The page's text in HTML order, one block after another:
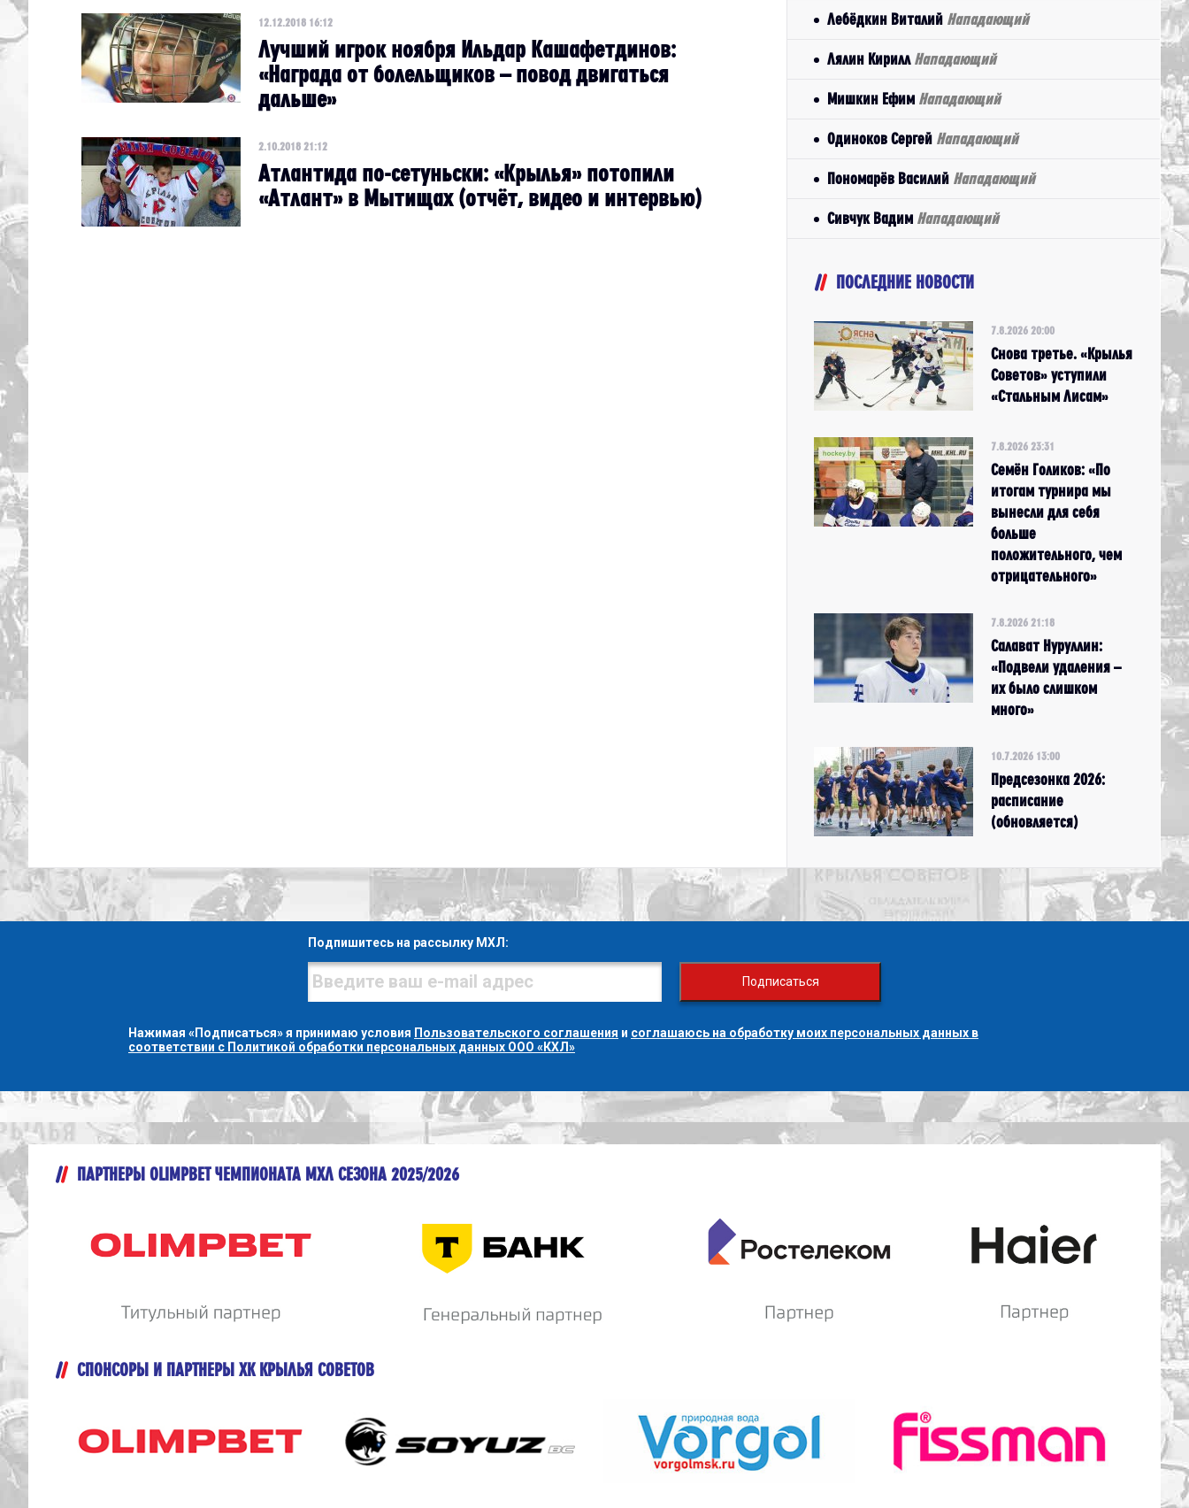
12.12.2018 16:12
Лучший игрок ноября Ильдар Кашафетдинов:
«Награда от болельщиков – повод двигаться
дальше»
2.10.2018 21:12
Атлантида по-сетуньски: «Крылья» потопили
«Атлант» в Мытищах (отчёт, видео и интервью)
Лебёдкин Виталий Нападающий
Лялин Кирилл Нападающий
Мишкин Ефим Нападающий
Одиноков Сергей Нападающий
Пономарёв Василий Нападающий
Сивчук Вадим Нападающий
ПОСЛЕДНИЕ НОВОСТИ
7.8.2026 20:00
Снова третье. «Крылья
Советов» уступили
«Стальным Лисам»
7.8.2026 23:31
Семён Голиков: «По
итогам турнира мы
вынесли для себя
больше
положительного, чем
отрицательного»
7.8.2026 21:18
Салават Нуруллин:
«Подвели удаления –
их было слишком
много»
10.7.2026 13:00
Предсезонка 2026:
расписание
(обновляется)
Подпишитесь на рассылку МХЛ:
Подписаться
Нажимая «Подписаться» я принимаю условия Пользовательского соглашения и соглашаюсь на обработку моих персональных данных в
соответствии с Политикой обработки персональных данных ООО «КХЛ»
ПАРТНЕРЫ OLIMPBET ЧЕМПИОНАТА МХЛ СЕЗОНА 2025/2026
СПОНСОРЫ И ПАРТНЕРЫ ХК КРЫЛЬЯ СОВЕТОВ